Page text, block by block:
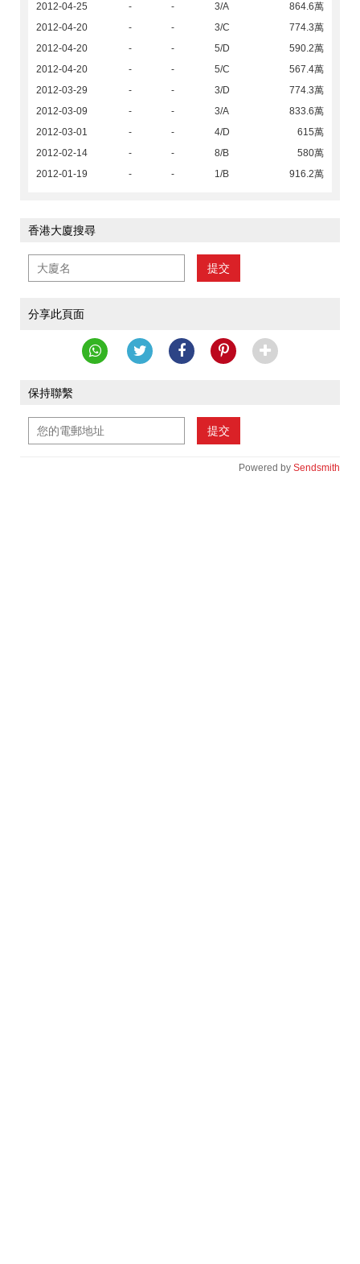
2012-04-25
- - 3/A
864.6萬
2012-04-20
- - 3/C
774.3萬
2012-04-20
- - 5/D
590.2萬
2012-04-20
- - 5/C
567.4萬
2012-03-29
- - 3/D
774.3萬
2012-03-09
- - 3/A
833.6萬
2012-03-01
- - 4/D
615萬
2012-02-14
- - 8/B
580萬
2012-01-19
- - 1/B 916.2萬
香港大廈搜尋
提交
分享此頁面
保持聯繫
提交
Powered by Sendsmith